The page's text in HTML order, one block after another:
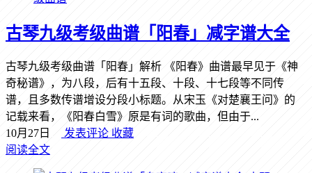
古琴九级考级曲谱「阳春」减字谱大全
古琴九级考级曲谱「阳春」解析 《阳春》曲谱最早见于《神
奇秘谱》，为八段，后有十五段、十段、十七段等不同传
谱，且多数传谱增设分段小标题。从宋玉《对楚襄王问》的
记载来看，《阳春白雪》原是有词的歌曲，但由于...
10月27日
发表评论 收藏
阅读全文